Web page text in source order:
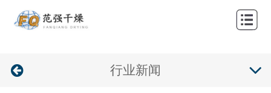
行业新闻